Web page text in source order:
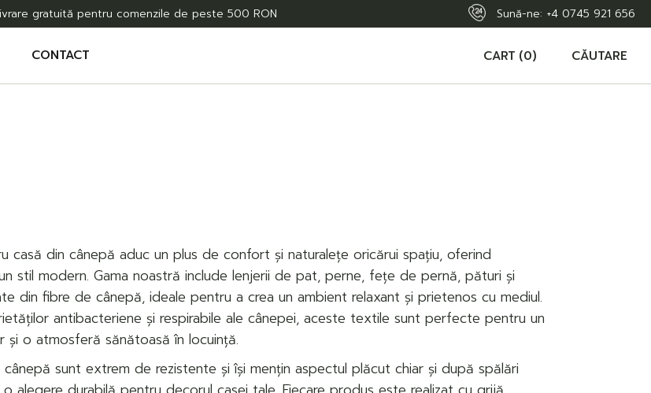
gratuită pentru comenzile de peste 500 RON Sună-ne: +4 0745 921 656
CONTACT CART (0) CĂUTARE
casă din cânepă aduc un plus de confort și naturalețe oricărui spațiu, oferind
stil modern. Gama noastră include lenjerii de pat, perne, fețe de pernă, pături și
din fibre de cânepă, ideale pentru a crea un ambient relaxant și prietenos cu mediul.
antibacteriene și respirabile ale cânepei, aceste textile sunt perfecte pentru un
și o atmosferă sănătoasă în locuință.
cânepă sunt extrem de rezistente și își mențin aspectul plăcut chiar și după spălări